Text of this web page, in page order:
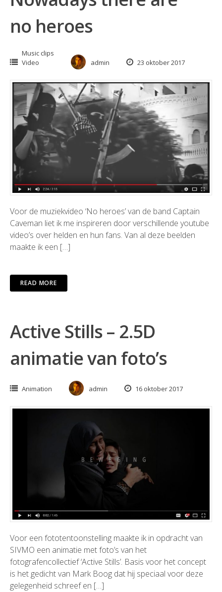
no heroes
Music clips
Video
admin 23 oktober 2017
Voor de muziekvideo ‘No heroes’ van de band Captain
Caveman liet ik me inspireren door verschillende youtube
video’s over helden en hun fans. Van al deze beelden
maakte ik een […]
READ MORE
Active Stills – 2.5D
animatie van foto’s
Animation admin 16 oktober 2017
Voor een fototentoonstelling maakte ik in opdracht van
SIVMO een animatie met foto’s van het
fotografencollectief ‘Active Stills’. Basis voor het concept
is het gedicht van Mark Boog dat hij speciaal voor deze
gelegenheid schreef en […]